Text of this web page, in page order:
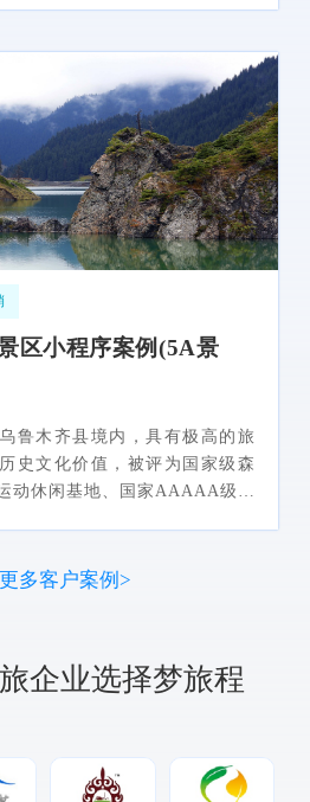
区小程序案例(5A景
鲁木齐县境内，具有极高的旅
史文化价值，被评为国家级森
动休闲基地、国家AAAAA级景
多客户案例>
企业选择梦旅程